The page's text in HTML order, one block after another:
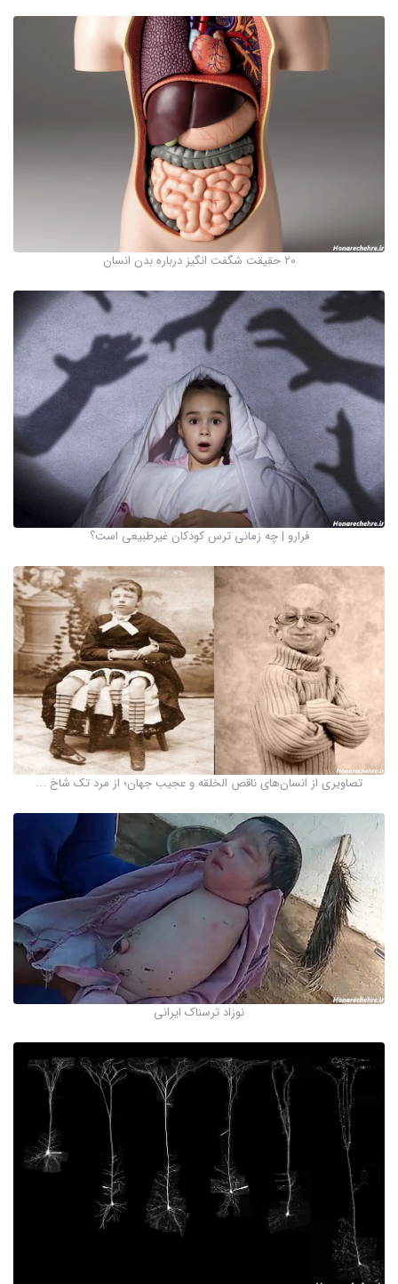
۲۰ حقیقت شگفت انگیز درباره بدن انسان
فرارو | چه زمانی ترس کودکان غیرطبیعی است؟
تصاویری از انسان‌های ناقص الخلقه و عجیب جهان؛ از مرد تک شاخ ...
نوزاد ترسناک ایرانی